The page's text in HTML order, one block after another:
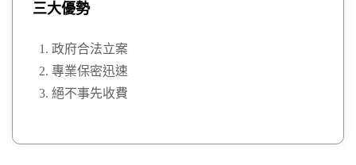
三大優勢
政府合法立案
專業保密迅速
絕不事先收費